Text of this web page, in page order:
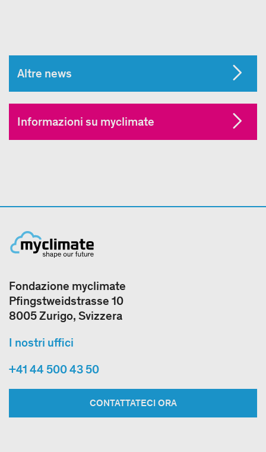
Altre news
Informazioni su myclimate
Fondazione myclimate
Pfingstweidstrasse 10
8005 Zurigo, Svizzera
I nostri uffici
+41 44 500 43 50
CONTATTATECI ORA